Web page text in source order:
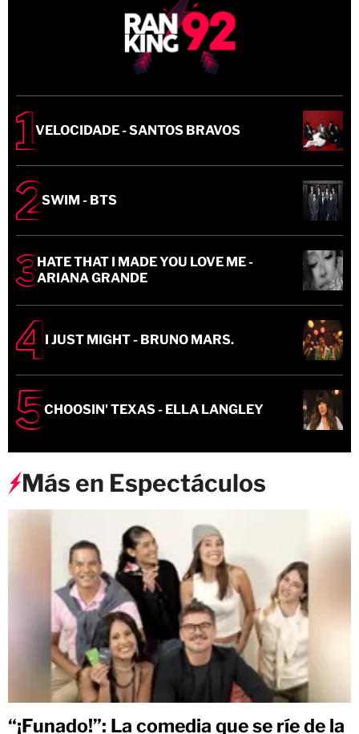
VELOCIDADE - SANTOS BRAVOS
SWIM - BTS
HATE THAT I MADE YOU LOVE ME -
ARIANA GRANDE
I JUST MIGHT - BRUNO MARS.
CHOOSIN' TEXAS - ELLA LANGLEY
Más en Espectáculos
“¡Funado!”: La comedia que se ríe de la